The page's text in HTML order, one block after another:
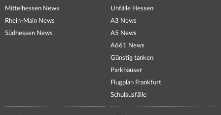
Mittelhessen News
Rhein-Main News
Südhessen News
Unfälle Hessen
A3 News
A5 News
A661 News
Günstig tanken
Parkhäuser
Flugplan Frankfurt
Schulausfälle